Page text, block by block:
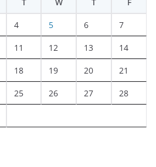
4 5 6 7
11 12 13 14
18 19 20 21
25 26 27 28